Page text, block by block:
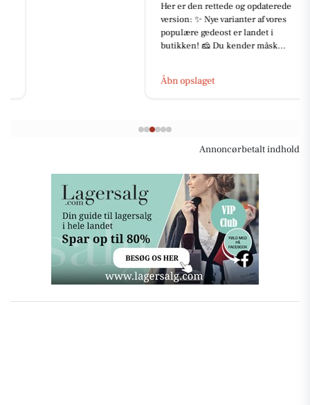
Her er den rettede og opdaterede
version: ✨ Nye varianter af vores
populære gedeost er landet i
butikken! 🧀 Du kender måsk...
Annoncørbetalt indhold